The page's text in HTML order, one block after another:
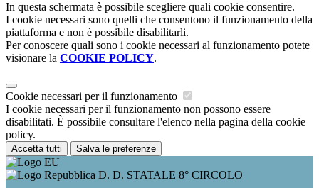
In questa schermata è possibile scegliere quali cookie consentire.
I cookie necessari sono quelli che consentono il funzionamento della
piattaforma e non è possibile disabilitarli.
Per conoscere quali sono i cookie necessari al funzionamento potete
visionare la COOKIE POLICY.
Cookie necessari per il funzionamento
I cookie necessari per il funzionamento non possono essere
disabilitati. È possibile consultare l'elenco nella pagina della cookie
policy.
Accetta tutti Salva le preferenze
D. D. STATALE 8° CIRCOLO